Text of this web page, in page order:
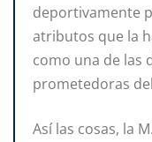
deportivamente
atributos que la
como una de las
prometedoras
Así las cosas, la